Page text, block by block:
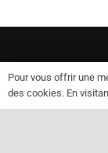
© 2025 Les
Mentions
Pour vous offrir une
des cookies. En